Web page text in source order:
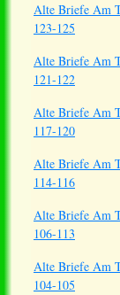
Alte Briefe Am
123-125
Alte Briefe Am
121-122
Alte Briefe Am
117-120
Alte Briefe Am
114-116
Alte Briefe Am
106-113
Alte Briefe Am
104-105